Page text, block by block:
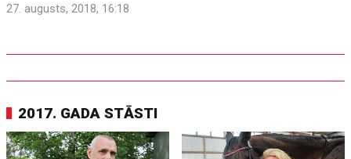
27. augusts, 2018, 16:18
2017. GADA STĀSTI